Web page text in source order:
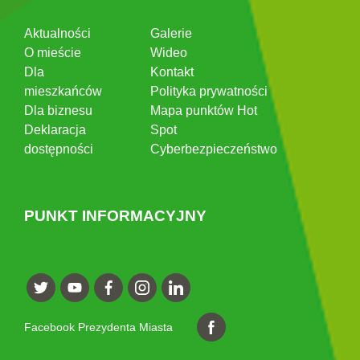
Aktualności
O mieście
Dla
mieszkańców
Dla biznesu
Deklaracja
dostępności
Galerie
Wideo
Kontakt
Polityka prywatności
Mapa punktów Hot
Spot
Cyberbezpieczeństwo
PUNKT INFORMACYJNY
Facebook Prezydenta Miasta